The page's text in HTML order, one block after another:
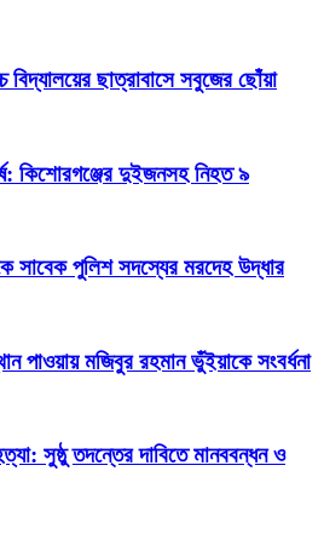
ছাত্রাবাসে সবুজের ছোঁয়া
কিশোরগঞ্জের দুইজনসহ নিহত ৯
সাবেক পুলিশ সদস্যের মরদেহ উদ্ধার
পাওয়ায় মজিবুর রহমান ভুঁইয়াকে সংবর্ধনা
সুষ্ঠু তদন্তের দাবিতে মানববন্ধন ও